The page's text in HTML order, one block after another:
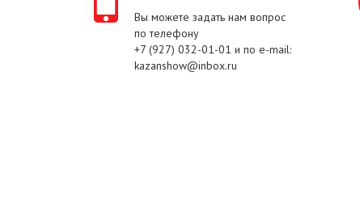
Вы можете задать нам вопрос
по телефону
+7 (927) 032-01-01 и по e-mail:
kazanshow@inbox.ru